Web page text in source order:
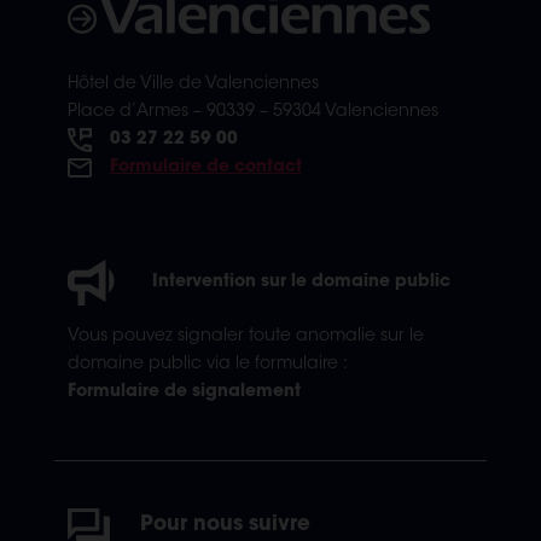
Hôtel de Ville de Valenciennes
Place d’Armes – 90339 – 59304 Valenciennes
03 27 22 59 00
Formulaire de contact
Intervention sur le domaine public
Vous pouvez signaler toute anomalie sur le
domaine public via le formulaire :
Formulaire de signalement
Pour nous suivre